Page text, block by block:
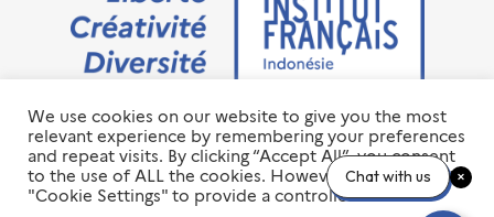
Jalan M.H. Thamrin No. 20 Jakarta Pusat 10350
+6221 23 55 79 00
info@ifi-id.com
© 2020 All Right Reserved
We use cookies on our website to give you the most
relevant experience by remembering your preferences
and repeat visits. By clicking “Accept All”, you consent
to the use of ALL the cookies. However, you may visit
"Cookie Settings" to provide a controlled consent.
Chat with us